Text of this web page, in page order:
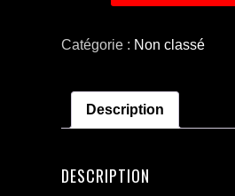
femme
Catégorie : Non classé
Description
DESCRIPTION